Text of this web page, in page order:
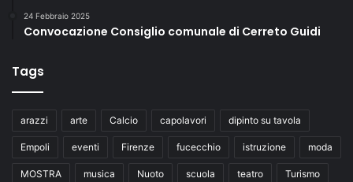
24 Febbraio 2025
Convocazione Consiglio comunale di Cerreto Guidi
Tags
arazzi arte Calcio capolavori dipinto su tavola
Empoli eventi Firenze fucecchio istruzione moda
MOSTRA musica Nuoto scuola teatro Turismo